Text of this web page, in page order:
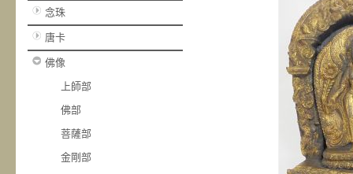
念珠
唐卡
佛像
上師部
佛部
菩薩部
金剛部